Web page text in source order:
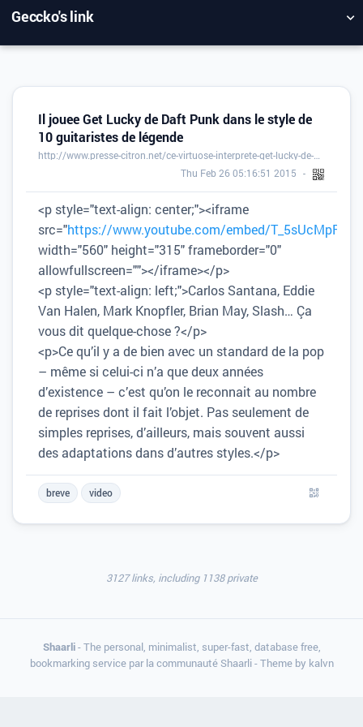
Geccko's link
Il jouee Get Lucky de Daft Punk dans le style de
10 guitaristes de légende
Thu Feb 26 05:16:51 2015
<p style="text-align: center;"><iframe
src="https://www.youtube.com/embed/T_5sUcMpFXk
width="560" height="315" frameborder="0"
allowfullscreen=""></iframe></p>
<p style="text-align: left;">Carlos Santana, Eddie
Van Halen, Mark Knopfler, Brian May, Slash… Ça
vous dit quelque-chose ?</p>
<p>Ce qu’il y a de bien avec un standard de la pop
– même si celui-ci n’a que deux années
d’existence – c’est qu’on le reconnait au nombre
de reprises dont il fait l’objet. Pas seulement de
simples reprises, d’ailleurs, mais souvent aussi
des adaptations dans d’autres styles.</p>
breve video
3127 links, including 1138 private
Shaarli- The personal, minimalist, super-fast, database free,
bookmarking service par la communauté Shaarli - Theme by kalvn